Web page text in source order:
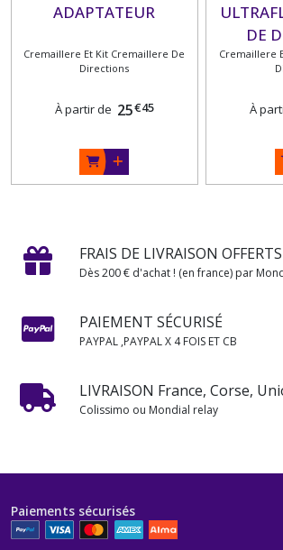
ADAPTATEUR
Cremaillere Et Kit Cremaillere De
Directions
À partir de 25€45
DE
Cremaillere
À
FRAIS DE LIVRAISON OFFERTS
Dès 200 € d'achat ! (en france) par
PAIEMENT SÉCURISÉ
PAYPAL ,PAYPAL X 4 FOIS ET CB
LIVRAISON France, Corse,
Colissimo ou Mondial relay
Paiements sécurisés